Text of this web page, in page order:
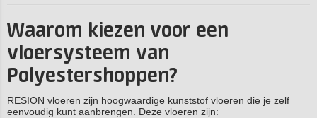
Waarom kiezen voor een
vloersysteem van
Polyestershoppen?
RESION vloeren zijn hoogwaardige kunststof vloeren die je zelf
eenvoudig kunt aanbrengen. Deze vloeren zijn: